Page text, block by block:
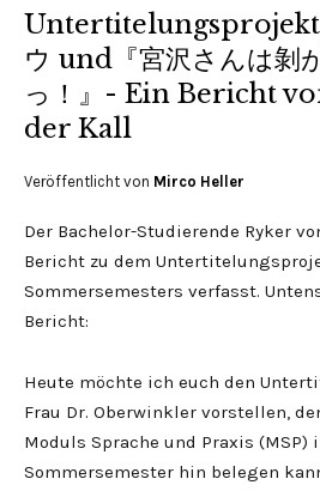
Untertitelungsprojekt
ウ und『宮沢さんは剝
っ！』- Ein Bericht
der Kall
Veröffentlicht von Mirco Heller
Der Bachelor-Studierende Ryker
Bericht zu dem
Sommersemesters verfasst.
Bericht:
Heute möchte ich euch den
Frau Dr. Oberwinkler vorstellen,
Moduls Sprache und Praxis (MSP)
Sommersemester hin belegen